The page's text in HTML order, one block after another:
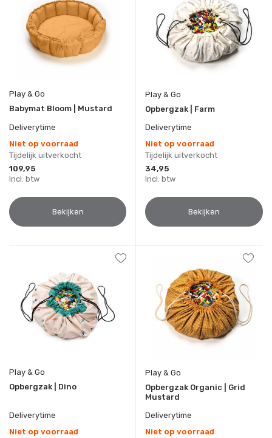
Play & Go
Babymat Bloom | Mustard
Deliverytime
Niet op voorraad
Tijdelijk uitverkocht
109,95
Incl. btw
Bekijken
Play & Go
Opbergzak | Farm
Deliverytime
Niet op voorraad
Tijdelijk uitverkocht
34,95
Incl. btw
Bekijken
Play & Go
Opbergzak | Dino
Deliverytime
Niet op voorraad
Play & Go
Opbergzak Organic | Grid
Mustard
Deliverytime
Niet op voorraad